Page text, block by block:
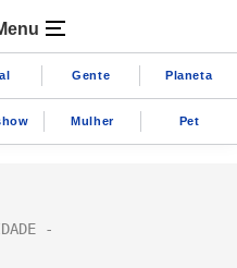
Gente Planeta
Mulher Pet